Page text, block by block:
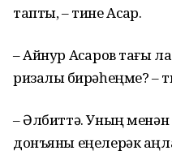
тапты, – тине Асҡар.
– Айнур Асҡаров тағы
ризалыҡ бирәһеңме? –
– Әлбиттә. Уның
донъяны еңелерәк